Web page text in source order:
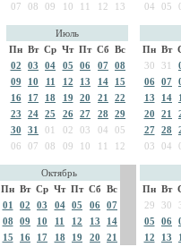
07
08 09 10 11 12 13
04
05
Июль
Пн Вт Ср Чт Пт Сб Вс
02
03 04 05 06 07 08
09
10 11 12 13 14
15
16
17 18 19 20 21
22
23
24 25 26 27 28
29
30
31 01 02 03 04
05
06
07 08 09 10 11 12
Пн Вт
30
31
06
07
13
14
20
21
27
28
03
04
Октябрь
Пн Вт Ср Чт Пт Сб Вс
01
02 03 04 05 06 07
08
09 10 11 12 13
14
15
16 17 18 19 20
21
Пн Вт
29
30
05
06
12
13